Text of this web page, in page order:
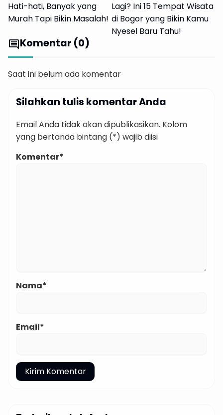
Hati-hati, Banyak yang
Murah Tapi Bikin Masalah!
Lagi? Ini 15 Tempat Wisata
di Bogor yang Bikin Kamu
Nyesel Baru Tahu!
commentKomentar (0)
Saat ini belum ada komentar
Silahkan tulis komentar Anda
Email Anda tidak akan dipublikasikan. Kolom
yang bertanda bintang (*) wajib diisi
Komentar*
Nama*
Email*